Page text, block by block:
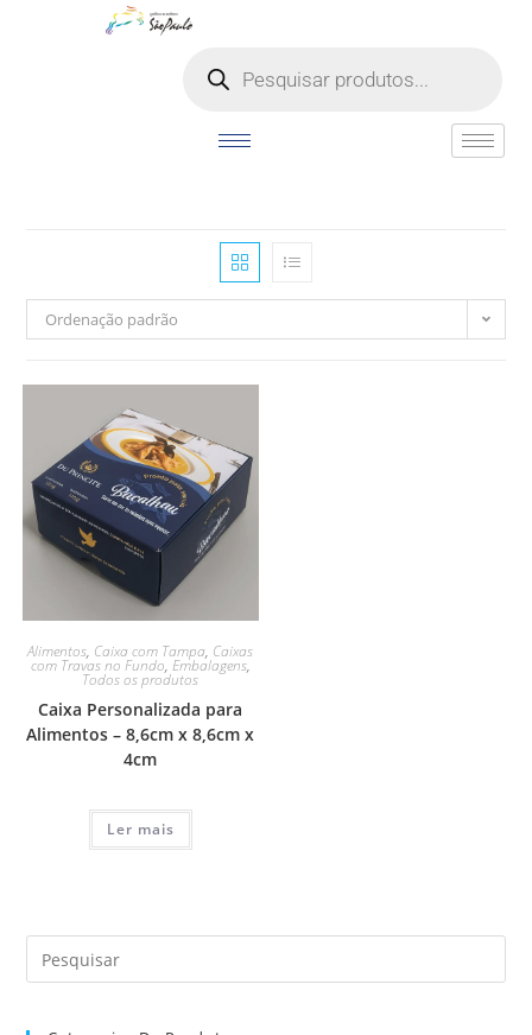
Ordenação padrão
Alimentos, Caixa com Tampa, Caixas
com Travas no Fundo, Embalagens,
Todos os produtos
Caixa Personalizada para
Alimentos – 8,6cm x 8,6cm x
4cm
Ler mais